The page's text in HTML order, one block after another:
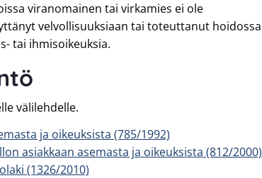
viranomainen tai virkamies ei ole
velvollisuuksiaan tai toteuttanut hoidossa
tai ihmisoikeuksia.
välilehdelle.
ja oikeuksista (785/1992)
asiakkaan asemasta ja oikeuksista (812/2000)
(1326/2010)